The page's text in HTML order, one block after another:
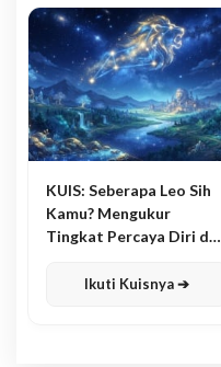
KUIS: Seberapa Leo Sih
Kamu? Mengukur
Tingkat Percaya Diri dan
Ikuti Kuisnya ➔